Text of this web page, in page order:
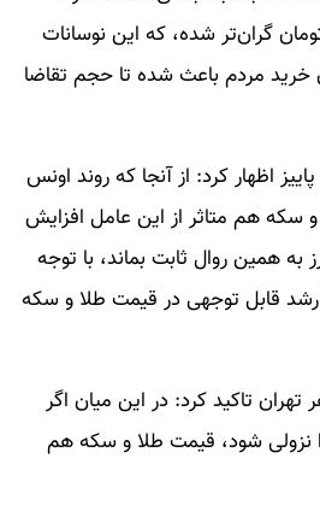
سکه 300هزار تومان گران‌تر شده، که این نوسانات
مردم باعث شده تا حجم تقاضا
پاییز اظهار کرد: از آنجا که روند اونس
هم متاثر از این عامل افزایش
به همین روال ثابت بماند، با توجه
قابل توجهی در قیمت طلا و سکه
تاکید کرد: در این میان اگر
نزولی شود، قیمت طلا و سکه هم